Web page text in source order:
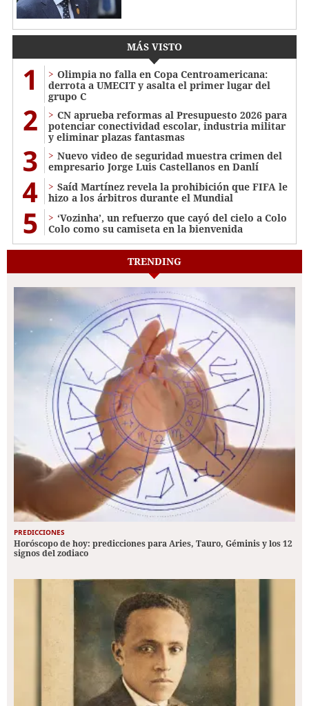
MÁS VISTO
1
Olimpia no falla en Copa Centroamericana:
derrota a UMECIT y asalta el primer lugar del
grupo C
2
CN aprueba reformas al Presupuesto 2026 para
potenciar conectividad escolar, industria militar
y eliminar plazas fantasmas
3
Nuevo video de seguridad muestra crimen del
empresario Jorge Luis Castellanos en Danlí
4
Saíd Martínez revela la prohibición que FIFA le
hizo a los árbitros durante el Mundial
5
‘Vozinha’, un refuerzo que cayó del cielo a Colo
Colo como su camiseta en la bienvenida
TRENDING
PREDICCIONES
Horóscopo de hoy: predicciones para Aries, Tauro, Géminis y los 12
signos del zodiaco